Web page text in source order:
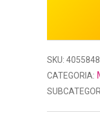
SKU: 4055848
CATEGORIA: